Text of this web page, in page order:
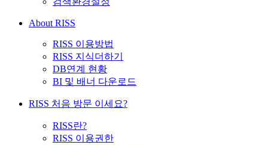
About RISS
RISS 이용방법
RISS 지식더하기
DB연계 현황
BI 및 배너 다운로드
RISS 처음 방문 이세요?
RISS란?
RISS 이용권한